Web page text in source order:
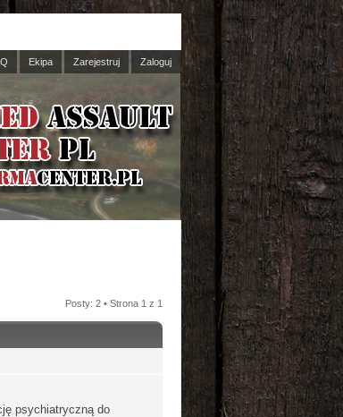
Ekipa Zarejestruj Zaloguj
Posty: 2 • Strona 1 z 1
psychiatryczną do